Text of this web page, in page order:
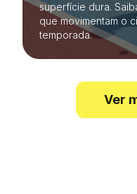
superfície dura.
que movimentam o
temporada.
Ver